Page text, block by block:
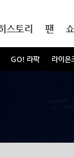
GO! 라팍 라이온
스토리 팬